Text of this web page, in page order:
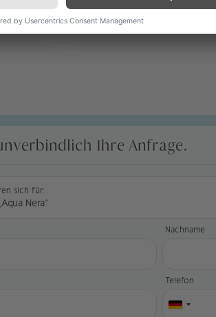
Peru
Ihre Anfrage.
sich für:
Nera“
Nachname
Telefon